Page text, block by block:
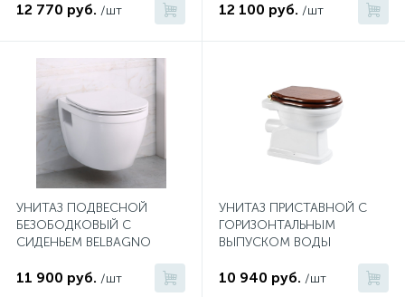
12 770 руб. /шт 12 100 руб. /шт
УНИТАЗ ПОДВЕСНОЙ
БЕЗОБОДКОВЫЙ С
СИДЕНЬЕМ BELBAGNO
11 900 руб. /шт
УНИТАЗ ПРИСТАВНОЙ С
ГОРИЗОНТАЛЬНЫМ
ВЫПУСКОМ ВОДЫ
10 940 руб. /шт
Изливы для душа
Ручные души
Ручные души со штуцером
Смесители для биде